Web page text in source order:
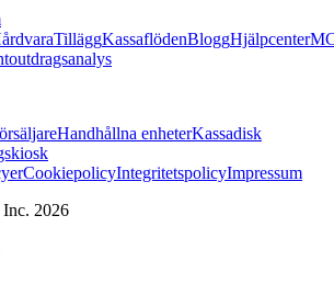
TilläggKassaflödenBloggHjälpcenter
Handhållna enheterKassadisk
CookiepolicyIntegritetspolicyImpressum
2026